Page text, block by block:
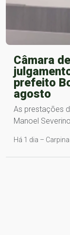
Câmara
prefeito
agosto
As prestações
Manoel
Há 1 dia – Carpina